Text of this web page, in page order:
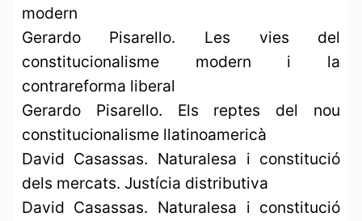
modern
Gerardo Pisarello. Les vies del
constitucionalisme modern i la
contrareforma liberal
Gerardo Pisarello. Els reptes del nou
constitucionalisme llatinoamericà
David Casassas. Naturalesa i constitució
dels mercats. Justícia distributiva
David Casassas. Naturalesa i constitució